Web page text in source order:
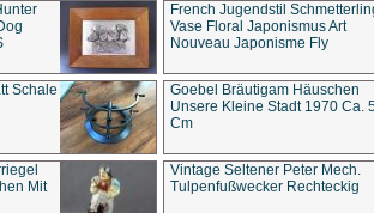
French Jugendstil
Vase Floral Japonismus Art
Nouveau Japonisme Fly
Schale
Goebel Bräutigam Häuschen
Unsere Kleine Stadt 1970 Ca.
Cm
Mit
Vintage Seltener Peter Mech.
Tulpenfußwecker Rechteckig